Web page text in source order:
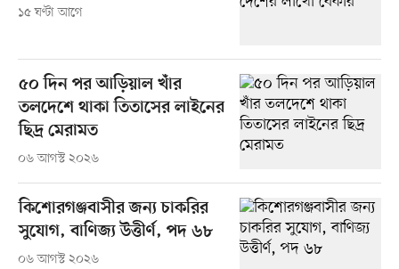
১৫ ঘণ্টা আগে
৫০ দিন পর আড়িয়াল খাঁর
তলদেশে থাকা তিতাসের লাইনের
ছিদ্র মেরামত
০৬ আগস্ট ২০২৬
কিশোরগঞ্জবাসীর জন্য চাকরির
সুযোগ, বাণিজ্য উত্তীর্ণ, পদ ৬৮
০৬ আগস্ট ২০২৬